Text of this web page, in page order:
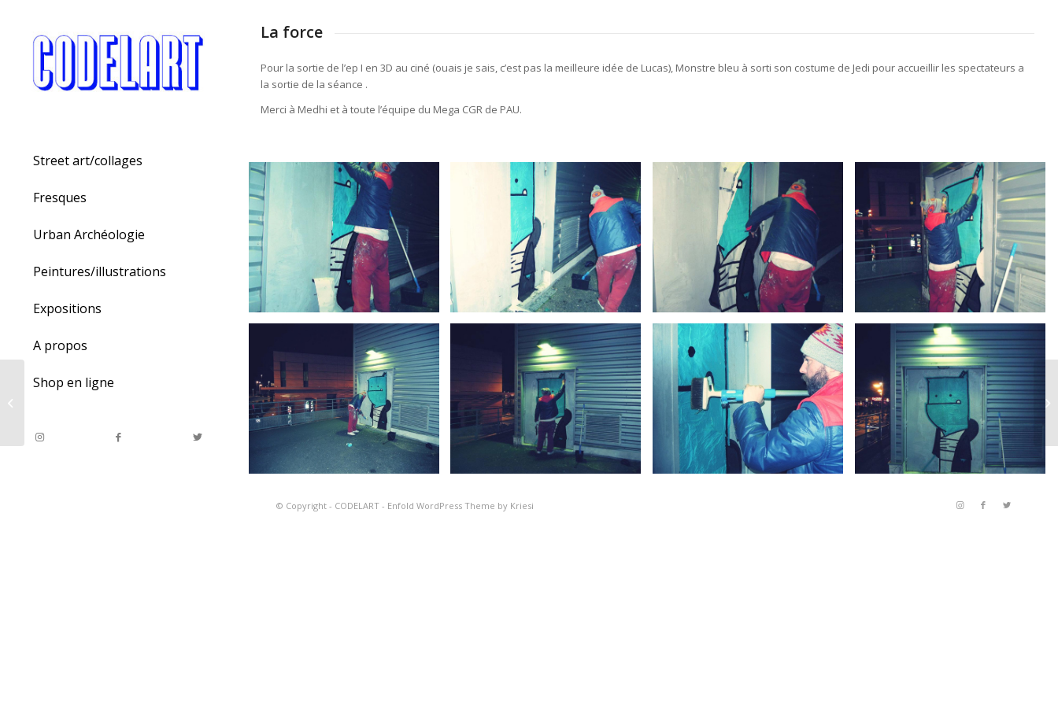
Street art/collages
Fresques
Urban Archéologie
Peintures/illustrations
Expositions
A propos
Shop en ligne
La force
Pour la sortie de l’ep I en 3D au ciné (ouais je sais, c’est pas la meilleure idée de Lucas), Monstre bleu à sorti son costume de Jedi pour accueillir les spectateurs a
la sortie de la séance .
Merci à Medhi et à toute l’équipe du Mega CGR de PAU.
© Copyright - CODELART - Enfold WordPress Theme by Kriesi